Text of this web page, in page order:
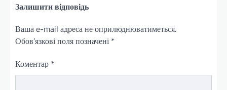
Залишити відповідь
Ваша e-mail адреса не оприлюднюватиметься.
Обов’язкові поля позначені *
Коментар *